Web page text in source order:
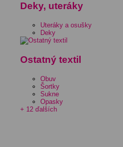
Deky, uteráky
Uteráky a osušky
Deky
Ostatný textil
Obuv
Šortky
Sukne
Opasky
+ 12 ďalších